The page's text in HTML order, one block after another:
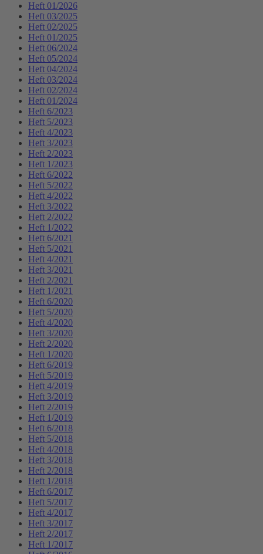
Heft 01/2026
Heft 03/2025
Heft 02/2025
Heft 01/2025
Heft 06/2024
Heft 05/2024
Heft 04/2024
Heft 03/2024
Heft 02/2024
Heft 01/2024
Heft 6/2023
Heft 5/2023
Heft 4/2023
Heft 3/2023
Heft 2/2023
Heft 1/2023
Heft 6/2022
Heft 5/2022
Heft 4/2022
Heft 3/2022
Heft 2/2022
Heft 1/2022
Heft 6/2021
Heft 5/2021
Heft 4/2021
Heft 3/2021
Heft 2/2021
Heft 1/2021
Heft 6/2020
Heft 5/2020
Heft 4/2020
Heft 3/2020
Heft 2/2020
Heft 1/2020
Heft 6/2019
Heft 5/2019
Heft 4/2019
Heft 3/2019
Heft 2/2019
Heft 1/2019
Heft 6/2018
Heft 5/2018
Heft 4/2018
Heft 3/2018
Heft 2/2018
Heft 1/2018
Heft 6/2017
Heft 5/2017
Heft 4/2017
Heft 3/2017
Heft 2/2017
Heft 1/2017